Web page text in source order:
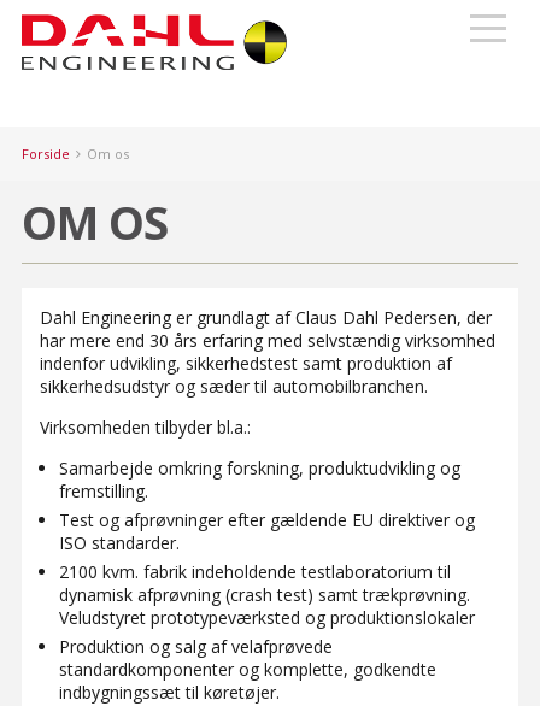
Forside Om os
OM OS
Dahl Engineering er grundlagt af Claus Dahl Pedersen, der
har mere end 30 års erfaring med selvstændig virksomhed
indenfor udvikling, sikkerhedstest samt produktion af
sikkerhedsudstyr og sæder til automobilbranchen.
Virksomheden tilbyder bl.a.:
Samarbejde omkring forskning, produktudvikling og
fremstilling.
Test og afprøvninger efter gældende EU direktiver og
ISO standarder.
2100 kvm. fabrik indeholdende testlaboratorium til
dynamisk afprøvning (crash test) samt trækprøvning.
Veludstyret prototypeværksted og produktionslokaler
Produktion og salg af velafprøvede
standardkomponenter og komplette, godkendte
indbygningssæt til køretøjer.